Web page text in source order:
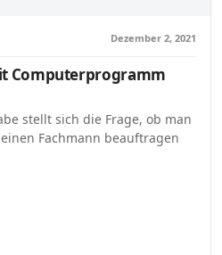
Dezember 2, 2021
Computerprogramm
stellt sich die Frage, ob man
Fachmann beauftragen